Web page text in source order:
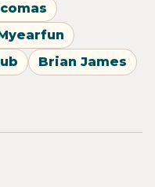
Brian James